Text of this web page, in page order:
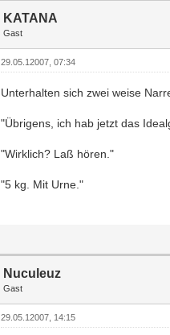
KATANA
Gast
29.05.12007, 07:34
Unterhalten sich zwei weise
"Übrigens, ich hab jetzt das
"Wirklich? Laß hören."
"5 kg. Mit Urne."
Nuculeuz
Gast
29.05.12007, 14:15